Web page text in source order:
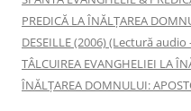
PREDICĂ LA ÎNĂLŢAREA
DESEILLE (2006) (Lectură
TÂLCUIREA EVANGHELIEI LA
ÎNĂLŢAREA DOMNULUI: